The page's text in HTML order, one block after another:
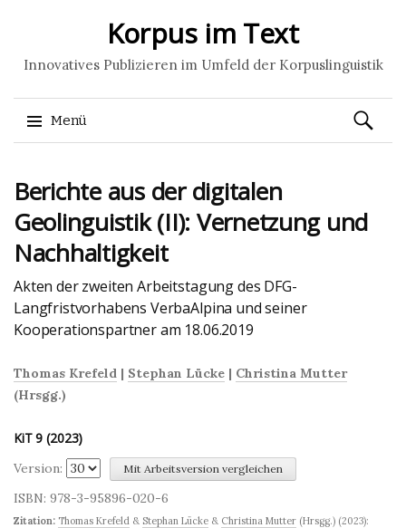
Korpus im Text
Innovatives Publizieren im Umfeld der Korpuslinguistik
Menü
zum
Suchen
nach:
Berichte aus der digitalen
Geolinguistik (II): Vernetzung und
Nachhaltigkeit
Akten der zweiten Arbeitstagung des DFG-
Langfristvorhabens VerbaAlpina und seiner
Kooperationspartner am 18.06.2019
Thomas Krefeld | Stephan Lücke | Christina Mutter
(Hrsgg.)
KiT 9 (2023)
Version:
ISBN: 978-3-95896-020-6
Zitation: Thomas Krefeld & Stephan Lücke & Christina Mutter (Hrsgg.) (2023):